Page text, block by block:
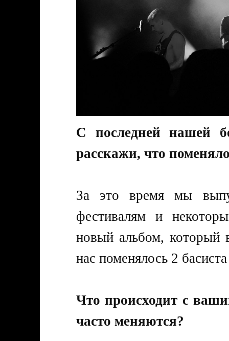
С последней нашей
расскажи, что
За это время мы
фестивалям и
новый альбом,
нас поменялось 2
Что происходит с
часто меняются?